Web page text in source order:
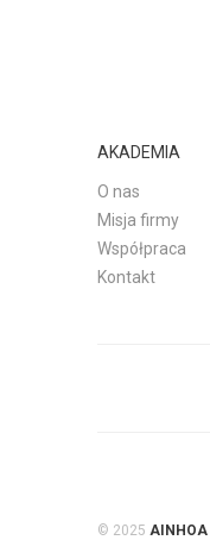
AKADEMIA
O nas
Misja firmy
Współpraca
Kontakt
© 2025 AINHOA